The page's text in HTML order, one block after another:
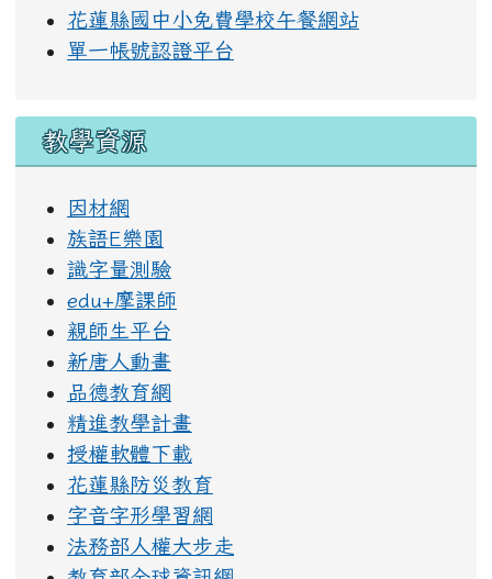
花蓮縣國中小免費學校午餐網站
單一帳號認證平台
教學資源
因材網
族語E樂園
識字量測驗
edu+摩課師
親師生平台
新唐人動畫
品德教育網
精進教學計畫
授權軟體下載
花蓮縣防災教育
字音字形學習網
法務部人權大步走